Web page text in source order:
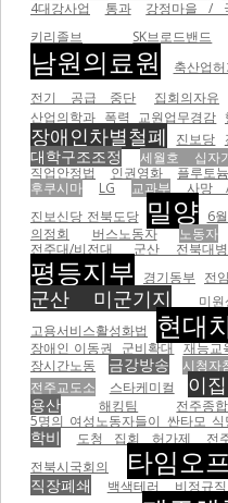
4대강사업
통과 강정마을 /
키리졸브
SK브로드밴드
남원의료원 축산업
전기 공급 중단 집회의자유
산업의학과 폭력 교원업무경감
장애인차별철폐 진보당
대학구조조정 세월호 십자
직업안정법
인권영화 플루토
후쿠시마
LG 교과부 사망
진보신당 전북도당 밀양 6
의정회 버스노동자 노동자
전주대/비전대
군산 전북대병
평등지부 경기동부 전
군산 미군기지 미
고용서비스활성화법
현대
장애인 이동권
군비확대 재능교
장시간노동
금강방송 시청자
전주교도소
스타케미컬 이
용산 해킹팀 전주종
5명의 여성노동자들이 싼타모
학비 도청 집회 허가제 전
전북시국회의
타임오
직장폐쇄 백색테러 비정규